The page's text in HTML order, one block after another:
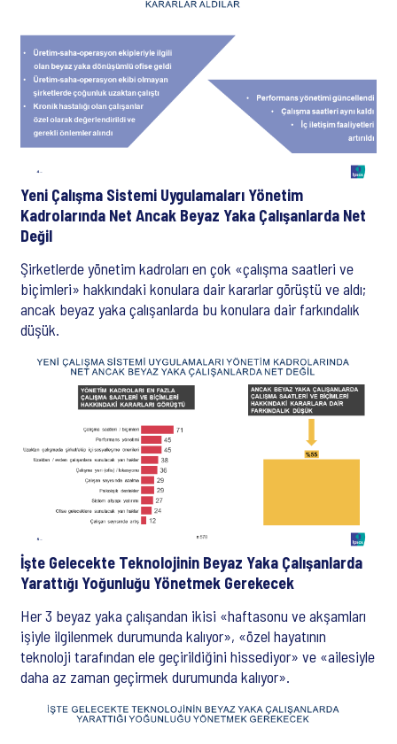
Yeni Çalışma Sistemi Uygulamaları Yönetim
Kadrolarında Net Ancak Beyaz Yaka Çalışanlarda Net
Değil
Şirketlerde yönetim kadroları en çok «çalışma saatleri ve
biçimleri» hakkındaki konulara dair kararlar görüştü ve aldı;
ancak beyaz yaka çalışanlarda bu konulara dair farkındalık
düşük.
İşte Gelecekte Teknolojinin Beyaz Yaka Çalışanlarda
Yarattığı Yoğunluğu Yönetmek Gerekecek
Her 3 beyaz yaka çalışandan ikisi «haftasonu ve akşamları
işiyle ilgilenmek durumunda kalıyor», «özel hayatının
teknoloji tarafından ele geçirildiğini hissediyor» ve «ailesiyle
daha az zaman geçirmek durumunda kalıyor».